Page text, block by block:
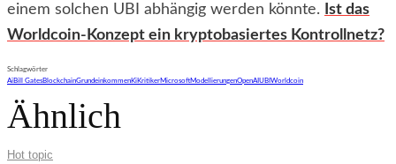
einem solchen UBI abhängig werden könnte.
Ist das
Worldcoin-Konzept ein kryptobasiertes Kontrollnetz?
Schlagwörter
AiBill GatesBlockchainGrundeinkommenKiKritikerMicrosoftModellierungenOpenAIUBI Worldcoin
Ähnlich
Hot topic